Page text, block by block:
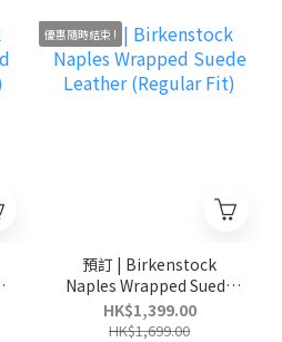
優惠隨時結束 !
預訂 | Birkenstock
Naples Wrapped Suede
Leather (Regular Fit)
HK$1,399.00
HK$1,699.00